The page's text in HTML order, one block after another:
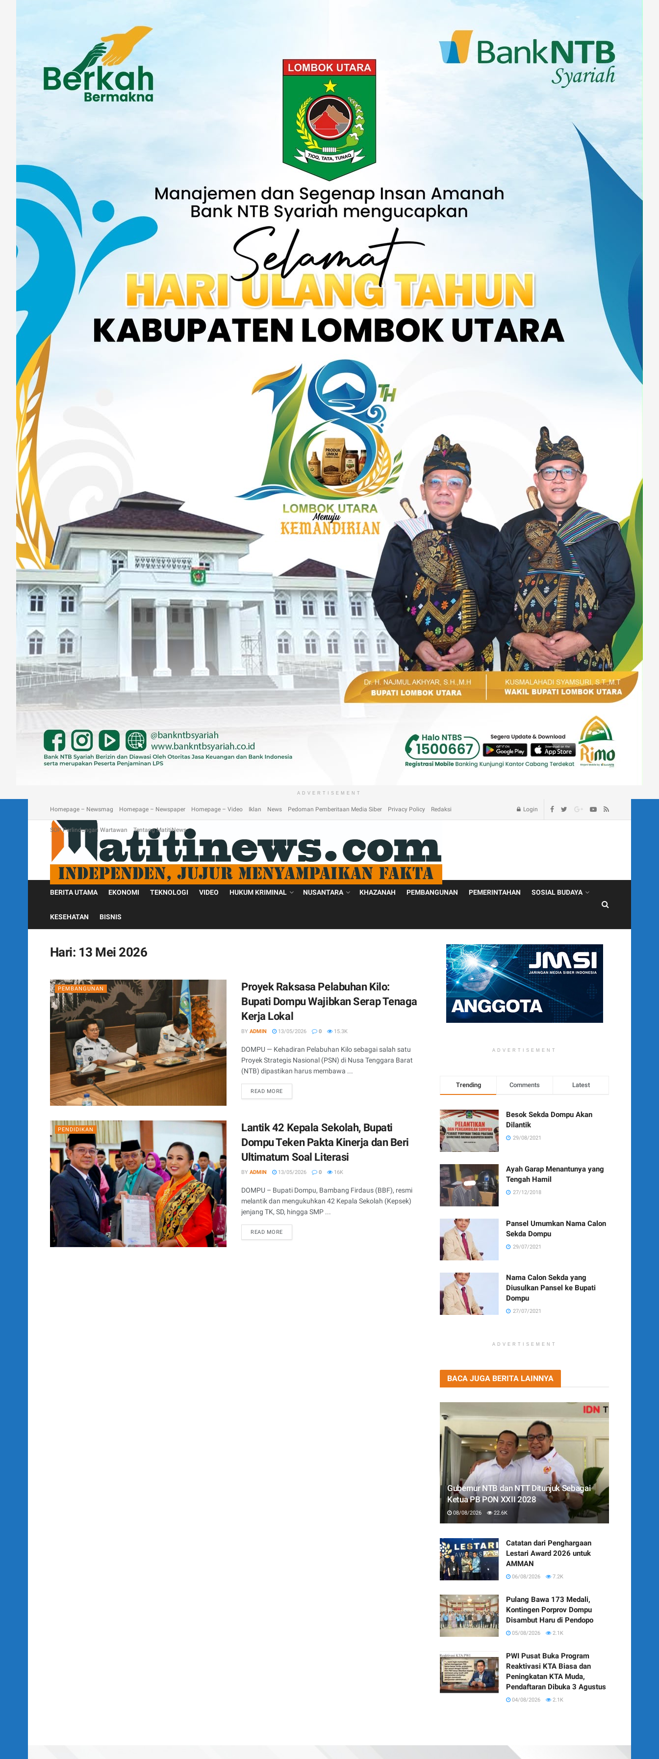
ADVERTISEMENT
Homepage – Newsmag Homepage – Newspaper Homepage – Video Iklan News Pedoman Pemberitaan Media Siber Privacy Policy Redaksi
SOP Perlindungan Wartawan Tentang MatitiNews
Login
BERITA UTAMA EKONOMI TEKNOLOGI VIDEO HUKUM KRIMINAL NUSANTARA KHAZANAH PEMBANGUNAN PEMERINTAHAN SOSIAL BUDAYA
KESEHATAN BISNIS
Hari: 13 Mei 2026
PEMBANGUNAN
Proyek Raksasa Pelabuhan Kilo:
Bupati Dompu Wajibkan Serap Tenaga
Kerja Lokal
BY ADMIN 13/05/2026 0 15.3K
DOMPU — Kehadiran Pelabuhan Kilo sebagai salah satu
Proyek Strategis Nasional (PSN) di Nusa Tenggara Barat
(NTB) dipastikan harus membawa ...
READ MORE
PENDIDIKAN
Lantik 42 Kepala Sekolah, Bupati
Dompu Teken Pakta Kinerja dan Beri
Ultimatum Soal Literasi
BY ADMIN 13/05/2026 0 16K
DOMPU – Bupati Dompu, Bambang Firdaus (BBF), resmi
melantik dan mengukuhkan 42 Kepala Sekolah (Kepsek)
jenjang TK, SD, hingga SMP ...
READ MORE
ADVERTISEMENT
Trending Comments Latest
Besok Sekda Dompu Akan
Dilantik
29/08/2021
Ayah Garap Menantunya yang
Tengah Hamil
27/12/2018
Pansel Umumkan Nama Calon
Sekda Dompu
29/07/2021
Nama Calon Sekda yang
Diusulkan Pansel ke Bupati
Dompu
27/07/2021
ADVERTISEMENT
BACA JUGA BERITA LAINNYA
Gubernur NTB dan NTT Ditunjuk Sebagai
Ketua PB PON XXII 2028
08/08/2026 22.6K
Catatan dari Penghargaan
Lestari Award 2026 untuk
AMMAN
06/08/2026 7.2K
Pulang Bawa 173 Medali,
Kontingen Porprov Dompu
Disambut Haru di Pendopo
05/08/2026 2.1K
PWI Pusat Buka Program
Reaktivasi KTA Biasa dan
Peningkatan KTA Muda,
Pendaftaran Dibuka 3 Agustus
04/08/2026 2.1K